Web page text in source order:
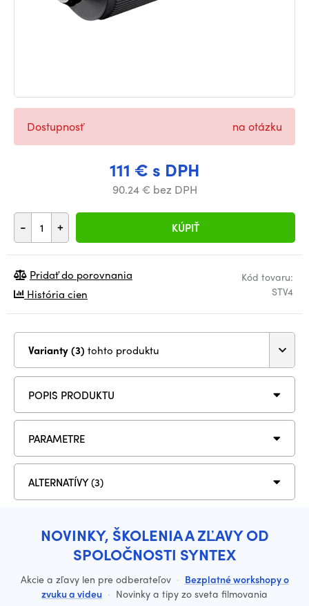
111 € s DPH
90.24 € bez DPH
- + KÚPIŤ
Dostupnosť na otázku
Kód tovaru:
STV4
Pridať do porovnania
História cien
Varianty (3) tohto produktu
POPIS PRODUKTU
PARAMETRE
ALTERNATÍVY (3)
NOVINKY, ŠKOLENIA A ZĽAVY OD
SPOLOČNOSTI SYNTEX
Akcie a zľavy len pre odberateľov · Bezplatné workshopy o
zvuku a videu · Novinky a tipy zo sveta filmovania